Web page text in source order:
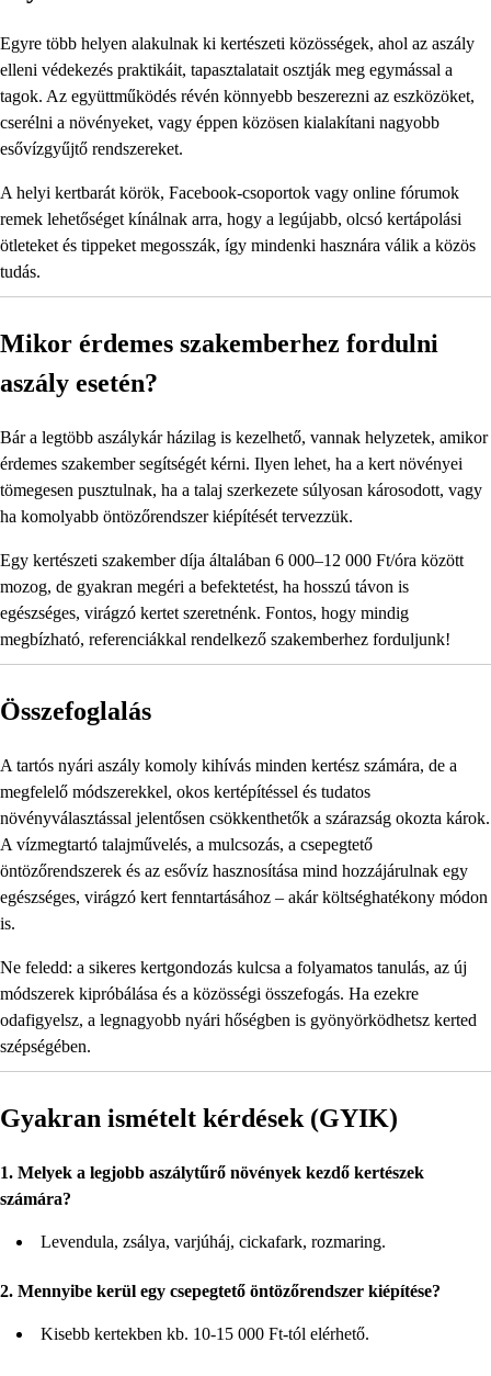
Egyre több helyen alakulnak ki kertészeti közösségek, ahol az aszály
elleni védekezés praktikáit, tapasztalatait osztják meg egymással a
tagok. Az együttműködés révén könnyebb beszerezni az eszközöket,
cserélni a növényeket, vagy éppen közösen kialakítani nagyobb
esővízgyűjtő rendszereket.
A helyi kertbarát körök, Facebook-csoportok vagy online fórumok
remek lehetőséget kínálnak arra, hogy a legújabb, olcsó kertápolási
ötleteket és tippeket megosszák, így mindenki hasznára válik a közös
tudás.
Mikor érdemes szakemberhez fordulni
aszály esetén?
Bár a legtöbb aszálykár házilag is kezelhető, vannak helyzetek, amikor
érdemes szakember segítségét kérni. Ilyen lehet, ha a kert növényei
tömegesen pusztulnak, ha a talaj szerkezete súlyosan károsodott, vagy
ha komolyabb öntözőrendszer kiépítését tervezzük.
Egy kertészeti szakember díja általában 6 000–12 000 Ft/óra között
mozog, de gyakran megéri a befektetést, ha hosszú távon is
egészséges, virágzó kertet szeretnénk. Fontos, hogy mindig
megbízható, referenciákkal rendelkező szakemberhez forduljunk!
Összefoglalás
A tartós nyári aszály komoly kihívás minden kertész számára, de a
megfelelő módszerekkel, okos kertépítéssel és tudatos
növényválasztással jelentősen csökkenthetők a szárazság okozta károk.
A vízmegtartó talajművelés, a mulcsozás, a csepegtető
öntözőrendszerek és az esővíz hasznosítása mind hozzájárulnak egy
egészséges, virágzó kert fenntartásához – akár költséghatékony módon
is.
Ne feledd: a sikeres kertgondozás kulcsa a folyamatos tanulás, az új
módszerek kipróbálása és a közösségi összefogás. Ha ezekre
odafigyelsz, a legnagyobb nyári hőségben is gyönyörködhetsz kerted
szépségében.
Gyakran ismételt kérdések (GYIK)
1. Melyek a legjobb aszálytűrő növények kezdő kertészek
számára?
Levendula, zsálya, varjúháj, cickafark, rozmaring.
2. Mennyibe kerül egy csepegtető öntözőrendszer kiépítése?
Kisebb kertekben kb. 10-15 000 Ft-tól elérhető.